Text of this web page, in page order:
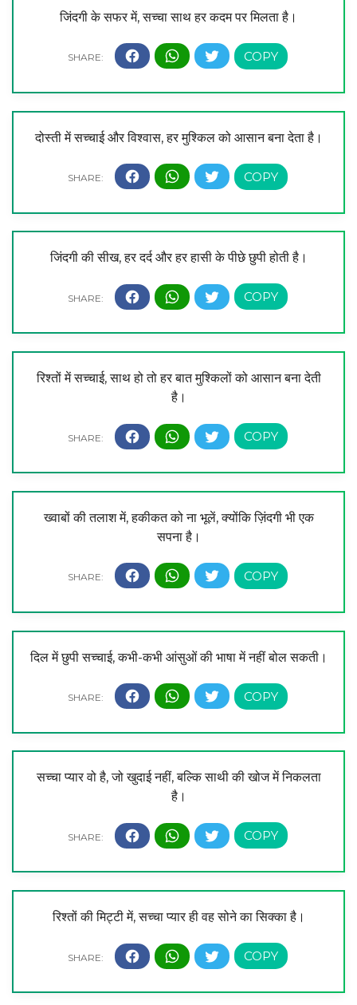
जिंदगी के सफर में, सच्चा साथ हर कदम पर मिलता है।
दोस्ती में सच्चाई और विश्वास, हर मुश्किल को आसान बना देता है।
जिंदगी की सीख, हर दर्द और हर हासी के पीछे छुपी होती है।
रिश्तों में सच्चाई, साथ हो तो हर बात मुश्किलों को आसान बना देती
है।
ख्वाबों की तलाश में, हकीकत को ना भूलें, क्योंकि ज़िंदगी भी एक
सपना है।
दिल में छुपी सच्चाई, कभी-कभी आंसुओं की भाषा में नहीं बोल सकती।
सच्चा प्यार वो है, जो खुदाई नहीं, बल्कि साथी की खोज में निकलता
है।
रिश्तों की मिट्टी में, सच्चा प्यार ही वह सोने का सिक्का है।